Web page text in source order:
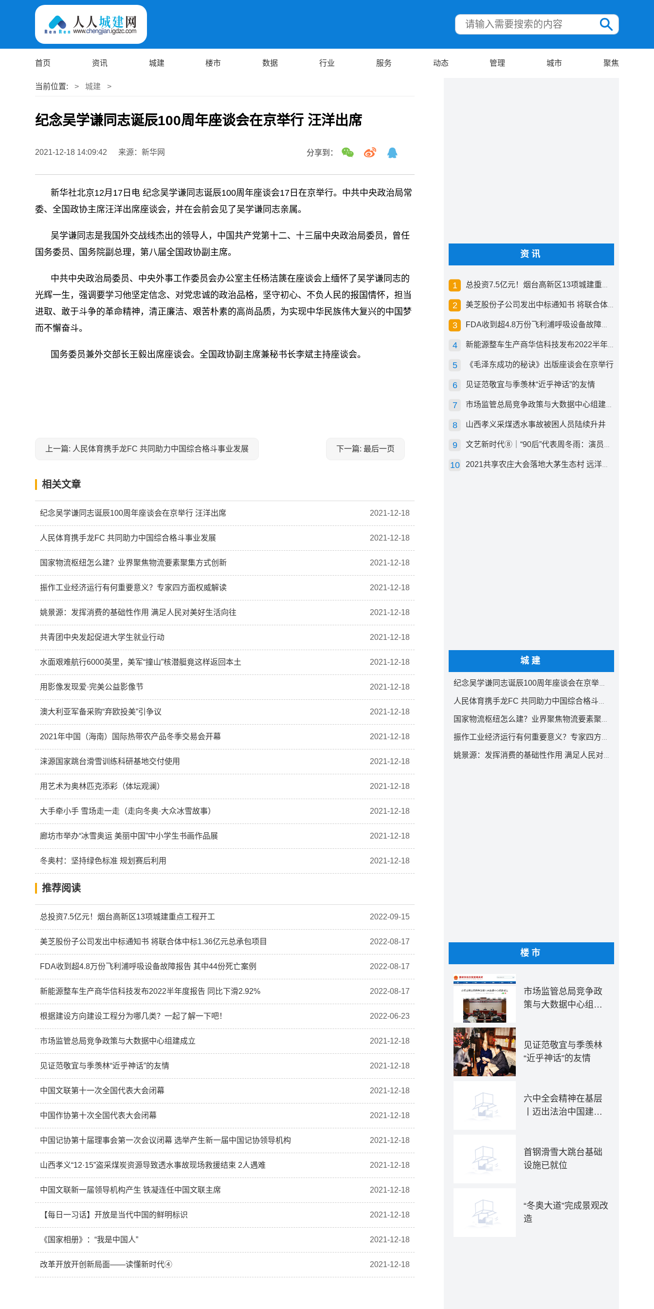
首页 资讯 城建 楼市 数据 行业 服务 动态 管理 城市 聚焦
当前位置: > 城建 >
纪念吴学谦同志诞辰100周年座谈会在京举行 汪洋出席
2021-12-18 14:09:42 来源：新华网 分享到：
新华社北京12月17日电 纪念吴学谦同志诞辰100周年座谈会17日在京举行。中共中央政治局常
委、全国政协主席汪洋出席座谈会，并在会前会见了吴学谦同志亲属。
吴学谦同志是我国外交战线杰出的领导人，中国共产党第十二、十三届中央政治局委员，曾任
国务委员、国务院副总理，第八届全国政协副主席。
中共中央政治局委员、中央外事工作委员会办公室主任杨洁篪在座谈会上缅怀了吴学谦同志的
光辉一生，强调要学习他坚定信念、对党忠诚的政治品格，坚守初心、不负人民的报国情怀，担当
进取、敢于斗争的革命精神，清正廉洁、艰苦朴素的高尚品质，为实现中华民族伟大复兴的中国梦
而不懈奋斗。
国务委员兼外交部长王毅出席座谈会。全国政协副主席兼秘书长李斌主持座谈会。
上一篇: 人民体育携手龙FC 共同助力中国综合格斗事业发展 下一篇: 最后一页
相关文章
纪念吴学谦同志诞辰100周年座谈会在京举行 汪洋出席 2021-12-18
人民体育携手龙FC 共同助力中国综合格斗事业发展 2021-12-18
国家物流枢纽怎么建？业界聚焦物流要素聚集方式创新 2021-12-18
振作工业经济运行有何重要意义？专家四方面权威解读 2021-12-18
姚景源：发挥消费的基础性作用 满足人民对美好生活向往 2021-12-18
共青团中央发起促进大学生就业行动 2021-12-18
水面艰难航行6000英里，美军“撞山”核潜艇竟这样返回本土 2021-12-18
用影像发现爱·完美公益影像节 2021-12-18
澳大利亚军备采购“弃欧投美”引争议 2021-12-18
2021年中国（海南）国际热带农产品冬季交易会开幕 2021-12-18
涞源国家跳台滑雪训练科研基地交付使用 2021-12-18
用艺术为奥林匹克添彩（体坛观澜） 2021-12-18
大手牵小手 雪场走一走（走向冬奥·大众冰雪故事） 2021-12-18
廊坊市举办“冰雪奥运 美丽中国”中小学生书画作品展 2021-12-18
冬奥村：坚持绿色标准 规划赛后利用 2021-12-18
推荐阅读
总投资7.5亿元！烟台高新区13项城建重点工程开工 2022-09-15
美芝股份子公司发出中标通知书 将联合体中标1.36亿元总承包项目 2022-08-17
FDA收到超4.8万份飞利浦呼吸设备故障报告 其中44份死亡案例 2022-08-17
新能源整车生产商华信科技发布2022半年度报告 同比下滑2.92% 2022-08-17
根据建设方向建设工程分为哪几类？一起了解一下吧！ 2022-06-23
市场监管总局竞争政策与大数据中心组建成立 2021-12-18
见证范敬宜与季羡林“近乎神话”的友情 2021-12-18
中国文联第十一次全国代表大会闭幕 2021-12-18
中国作协第十次全国代表大会闭幕 2021-12-18
中国记协第十届理事会第一次会议闭幕 选举产生新一届中国记协领导机构 2021-12-18
山西孝义“12·15”盗采煤炭资源导致透水事故现场救援结束 2人遇难 2021-12-18
中国文联新一届领导机构产生 铁凝连任中国文联主席 2021-12-18
【每日一习话】开放是当代中国的鲜明标识 2021-12-18
《国家相册》：“我是中国人” 2021-12-18
改革开放开创新局面——读懂新时代④ 2021-12-18
资讯
总投资7.5亿元！烟台高新区13项城建重点工程开工
美芝股份子公司发出中标通知书 将联合体中标1.36亿元总承包项目
FDA收到超4.8万份飞利浦呼吸设备故障报告 其中44份死亡案例
新能源整车生产商华信科技发布2022半年度报告 同比下滑2.92%
《毛泽东成功的秘诀》出版座谈会在京举行
见证范敬宜与季羡林“近乎神话”的友情
市场监管总局竞争政策与大数据中心组建成立
山西孝义采煤透水事故被困人员陆续升井
文艺新时代⑧｜“90后”代表周冬雨：演员心里有底，得靠体验生活
2021共享农庄大会落地大茅生态村 远洋集团打造“乡村振兴”样板
城建
纪念吴学谦同志诞辰100周年座谈会在京举行 汪洋出席
人民体育携手龙FC 共同助力中国综合格斗事业发展
国家物流枢纽怎么建？业界聚焦物流要素聚集方式创新
振作工业经济运行有何重要意义？专家四方面权威解读
姚景源：发挥消费的基础性作用 满足人民对美好生活向往
楼市
市场监管总局竞争政
策与大数据中心组建
见证范敬宜与季羡林
“近乎神话”的友情
六中全会精神在基层
丨迈出法治中国建设
推动全面依法治国新
实践
首钢滑雪大跳台基础
设施已就位
“冬奥大道”完成景观改
造